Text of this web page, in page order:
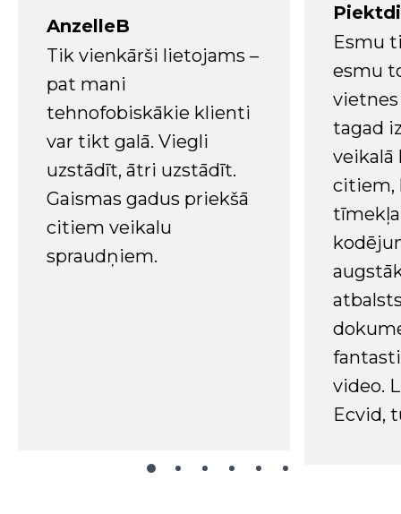
AnzelleB
Tik vienkārši lietojams –
pat mani
tehnofobiskākie klienti
var tikt galā. Viegli
uzstādīt, ātri uzstādīt.
Gaismas gadus priekšā
citiem veikalu
spraudņiem.
Esmu
esmu
tagad
veikalā
citiem,
tīmekļa
video.
Ecvid,